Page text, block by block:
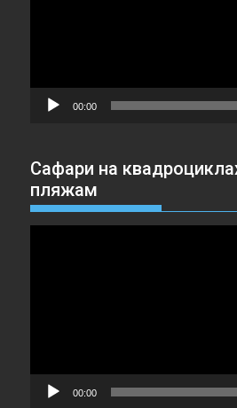
00:00
Сафари на
пляжам
00:00